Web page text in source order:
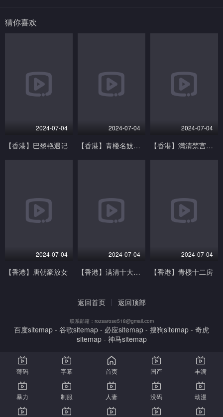
猜你喜欢
2024-07-04
【香港】巴黎艳遇记
2024-07-04
【香港】青楼名妓之桃花扇
2024-07-04
【香港】满清禁宫奇案
2024-07-04
【香港】唐朝豪放女
2024-07-04
【香港】满清十大酷刑
2024-07-04
【香港】青楼十二房
薄码 字幕 首页 国产 丰满
暴力 制服 人妻 没码 动漫
返回首页 返回顶部
联系邮箱：rozsarose518@gmail.com
百度sitemap - 谷歌sitemap - 必应sitemap - 搜狗sitemap - 奇虎
sitemap- 神马sitemap